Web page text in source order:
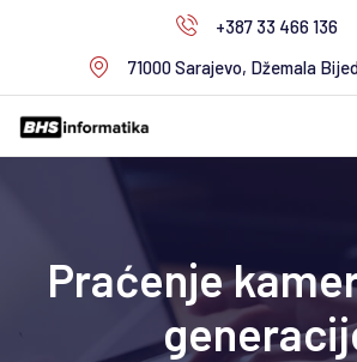
+387 33 466 136
71000 Sarajevo, Džemala
Praćenje